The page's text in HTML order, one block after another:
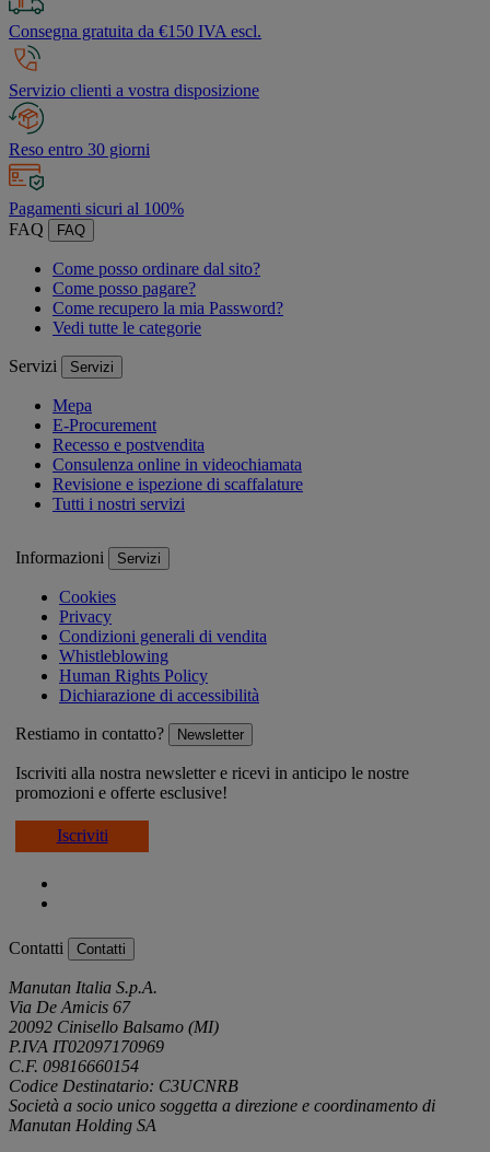
Consegna gratuita da €150 IVA escl.
Servizio clienti a vostra disposizione
Reso entro 30 giorni
Pagamenti sicuri al 100%
FAQ
FAQ
Come posso ordinare dal sito?
Come posso pagare?
Come recupero la mia Password?
Vedi tutte le categorie
Servizi Servizi
Mepa
E-Procurement
Recesso e postvendita
Consulenza online in videochiamata
Revisione e ispezione di scaffalature
Tutti i nostri servizi
Informazioni Servizi
Cookies
Privacy
Condizioni generali di vendita
Whistleblowing
Human Rights Policy
Dichiarazione di accessibilità
Restiamo in contatto? Newsletter
Iscriviti alla nostra newsletter e ricevi in anticipo le nostre
promozioni e offerte esclusive!
Iscriviti
Contatti Contatti
Manutan Italia S.p.A.
Via De Amicis 67
20092 Cinisello Balsamo (MI)
P.IVA IT02097170969
C.F. 09816660154
Codice Destinatario: C3UCNRB
Società a socio unico soggetta a direzione e coordinamento di
Manutan Holding SA